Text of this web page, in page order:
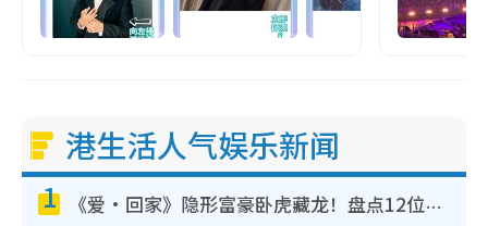
港生活人气娱乐新闻
1 《爱·回家》隐形富豪卧虎藏龙！盘点12位财气逼人的有钱艺人：这位美女3亿身家不愁做